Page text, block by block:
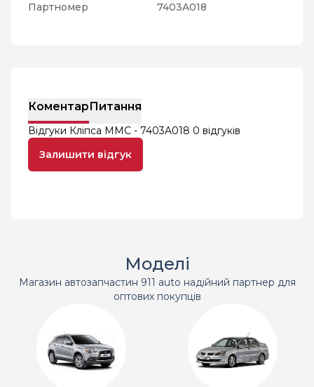
Партномер
7403A018
КоментарПитання
Відгуки Кліпса MMC - 7403A018 0 відгуків
Залишити відгук
Моделі
Магазин автозапчастин 911 auto надійний партнер для
оптових покупців